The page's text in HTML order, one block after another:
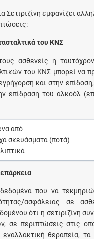
Σετιριζίνη εμφανίζει
του ΚΝΣ
ασθενείς η
του ΚΝΣ μπορεί να
και στην επίδοση,
επίδραση του αλκοόλ
από
σκευάσματα (ποτά)
που να
ασφάλειας σε
ότι η σετιριζίνη
σε περιπτώσεις στις
εναλλακτική θεραπεία,